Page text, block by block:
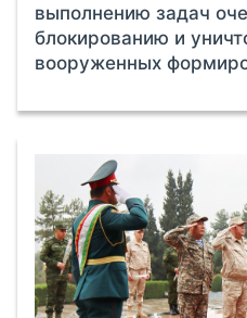
выполнению задач
блокированию и
вооруженных